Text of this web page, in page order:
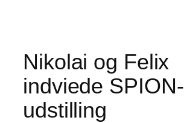
Nikolai og Felix
indviede SPION-
udstilling